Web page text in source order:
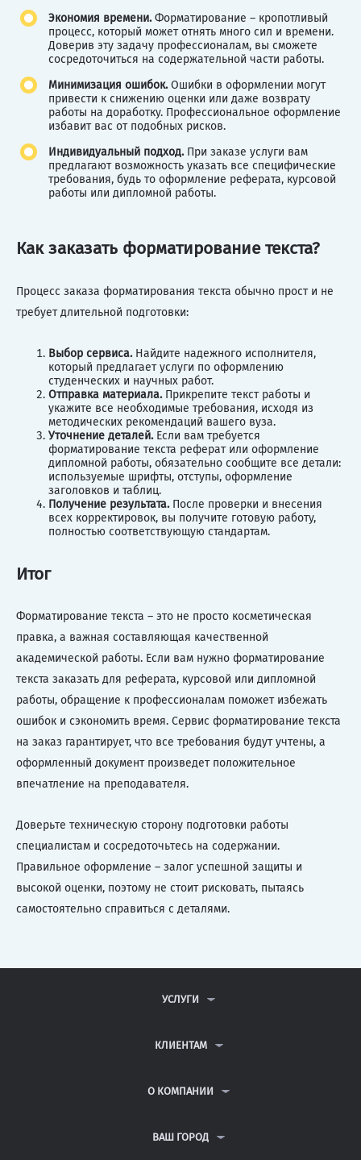
Экономия времени.Форматирование – кропотливый
процесс, который может отнять много сил и времени.
Доверив эту задачу профессионалам, вы сможете
сосредоточиться на содержательной части работы.
Минимизация ошибок.Ошибки в оформлении могут
привести к снижению оценки или даже возврату
работы на доработку. Профессиональное оформление
избавит вас от подобных рисков.
Индивидуальный подход.При заказе услуги вам
предлагают возможность указать все специфические
требования, будь то оформление реферата, курсовой
работы или дипломной работы.
Как заказать форматирование текста?
Процесс заказа форматирования текста обычно прост и не
требует длительной подготовки:
Выбор сервиса.Найдите надежного исполнителя,
который предлагает услуги по оформлению
студенческих и научных работ.
Отправка материала.Прикрепите текст работы и
укажите все необходимые требования, исходя из
методических рекомендаций вашего вуза.
Уточнение деталей.Если вам требуется
форматирование текста реферат или оформление
дипломной работы, обязательно сообщите все детали:
используемые шрифты, отступы, оформление
заголовков и таблиц.
Получение результата.После проверки и внесения
всех корректировок, вы получите готовую работу,
полностью соответствующую стандартам.
Итог
Форматирование текста – это не просто косметическая
правка, а важная составляющая качественной
академической работы. Если вам нужно форматирование
текста заказать для реферата, курсовой или дипломной
работы, обращение к профессионалам поможет избежать
ошибок и сэкономить время. Сервис форматирование текста
на заказ гарантирует, что все требования будут учтены, а
оформленный документ произведет положительное
впечатление на преподавателя.
Доверьте техническую сторону подготовки работы
специалистам и сосредоточьтесь на содержании.
Правильное оформление – залог успешной защиты и
высокой оценки, поэтому не стоит рисковать, пытаясь
самостоятельно справиться с деталями.
УСЛУГИ
ДИПЛОМНЫЕ РАБОТЫ
РЕФЕРАТЫ
КЛИЕНТАМ
ВОПРОСЫ И ОТВЕТЫ
ПОЛИТИКА КОНФИДЕНЦИАЛЬНОСТИ
О КОМПАНИИ
КОНТАКТЫ
ВАШ ГОРОД